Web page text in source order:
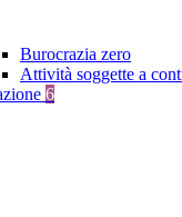
Burocrazia zero
Attività soggette a
6